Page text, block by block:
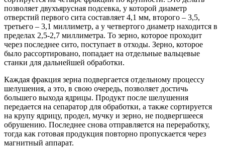
позволяет двухъярусная подсевка, у которой диаметр
отверстий первого сита составляет 4,1 мм, второго – 3,5,
третьего – 3,1 миллиметр, а у четвертого диаметр находится в
пределах 2,5-2,7 миллиметра. То зерно, которое проходит
через последнее сито, поступает в отходы. Зерно, которое
было рассортировано, попадает на отдельные вальцевые
станки для дальнейшей обработки.
Каждая фракция зерна подвергается отдельному процессу
шелушения, а это, в свою очередь, позволяет достичь
большего выхода ядрицы. Продукт после шелушения
передается на сепаратор для обработки, а также сортируется
на крупу ядрицу, продел, мучку и зерно, не подвергшееся
обрушению. Последнее снова отправляется на переработку,
тогда как готовая продукция повторно пропускается через
магнитный аппарат.